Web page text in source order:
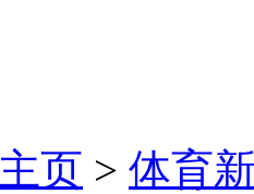
主页 > 体育